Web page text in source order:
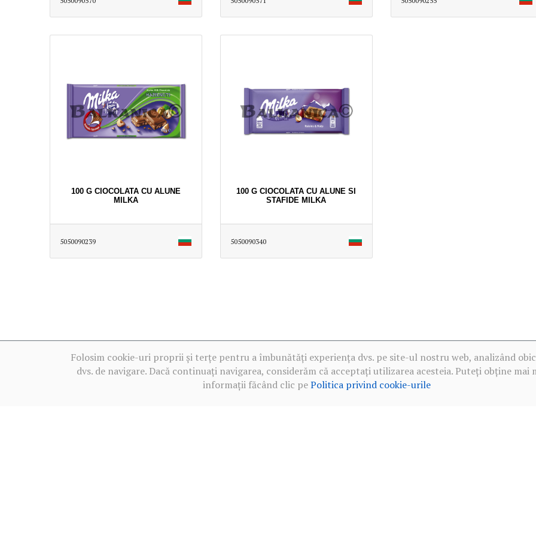
100 G CIOCOLATA CU ALUNE
MILKA
5050090239
100 G CIOCOLATA CU ALUNE SI
STAFIDE MILKA
5050090340
Folosim cookie-uri proprii și terțe pentru a îmbunătăți experiența dvs. pe site-ul nostru web, analizând
dvs. de navigare. Dacă continuați navigarea, considerăm că acceptați utilizarea acesteia. Puteți obține mai
informații făcând clic pePolitica privind cookie-urile